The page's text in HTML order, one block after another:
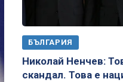
БЪЛГАРИЯ
Николай Ненчев:
скандал. Това е